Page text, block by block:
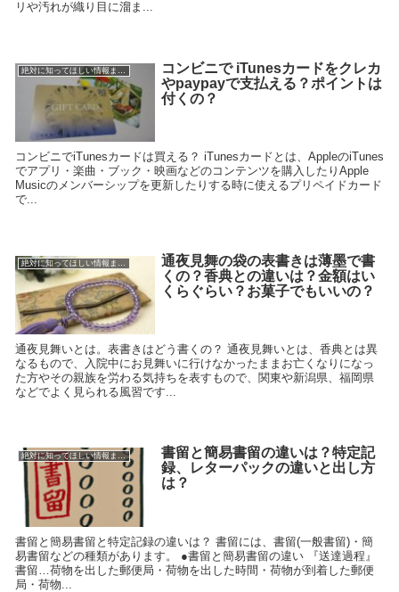
リや汚れが織り目に溜ま...
絶対に知ってほしい情報まとめ
コンビニで iTunesカードをクレカ
やpaypayで支払える？ポイントは
付くの？
コンビニでiTunesカードは買える？ iTunesカードとは、AppleのiTunes
でアプリ・楽曲・ブック・映画などのコンテンツを購入したりApple
Musicのメンバーシップを更新したりする時に使えるプリペイドカード
で...
絶対に知ってほしい情報まとめ
通夜見舞の袋の表書きは薄墨で書
くの？香典との違いは？金額はい
くらぐらい？お菓子でもいいの？
通夜見舞いとは。表書きはどう書くの？ 通夜見舞いとは、香典とは異
なるもので、入院中にお見舞いに行けなかったままお亡くなりになっ
た方やその親族を労わる気持ちを表すもので、関東や新潟県、福岡県
などでよく見られる風習です...
絶対に知ってほしい情報まとめ
書留と簡易書留の違いは？特定記
録、レターパックの違いと出し方
は？
書留と簡易書留と特定記録の違いは？ 書留には、書留(一般書留)・簡
易書留などの種類があります。 ●書留と簡易書留の違い 『送達過程』
書留…荷物を出した郵便局・荷物を出した時間・荷物が到着した郵便
局・荷物...